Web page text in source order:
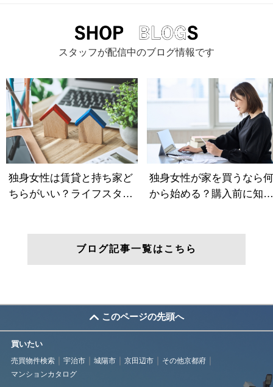
スタッフが配信中のブログ情報です
ブログ記事一覧はこちら
このページの先頭へ
買いたい
売買物件検索 宇治市 城陽市 京田辺市
その他京都府
マンションカタログ